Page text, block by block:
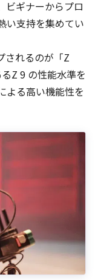
ビギナーからプロ
い支持を集めてい
されるのが「Z
Z 9 の性能水準を
よる高い機能性を